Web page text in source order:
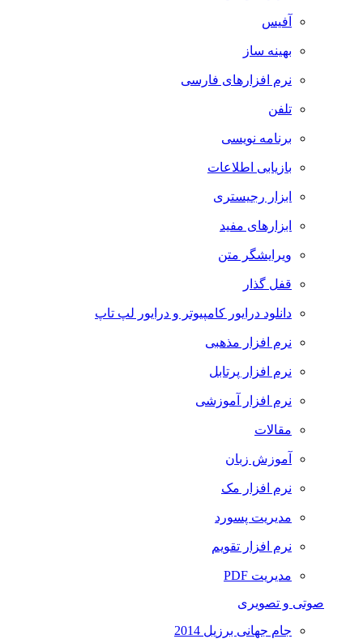
آفیس
بهینه ساز
نرم افزارهای فارسی
تلفن
برنامه نویسی
بازیابی اطلاعات
ابزار رجیستری
ابزارهای مفید
ویرایشگر متن
قفل گذار
دانلود درایور کامپیوتر و درایور لپ تاپ
نرم افزار مذهبی
نرم افزار پرتابل
نرم افزار آموزشی
مقالات
آموزش زبان
نرم افزار مک
مدیریت پسورد
نرم افزار تقویم
مدیریت PDF
صوتی و تصویری
جام جهانی برزیل 2014